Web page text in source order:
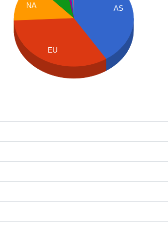
AS
NA
EU